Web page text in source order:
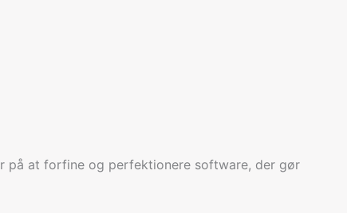
på at forfine og perfektionere software, der gør